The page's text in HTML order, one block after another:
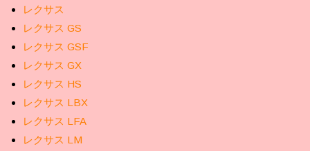
レクサス
レクサス GS
レクサス GSF
レクサス GX
レクサス HS
レクサス LBX
レクサス LFA
レクサス LM